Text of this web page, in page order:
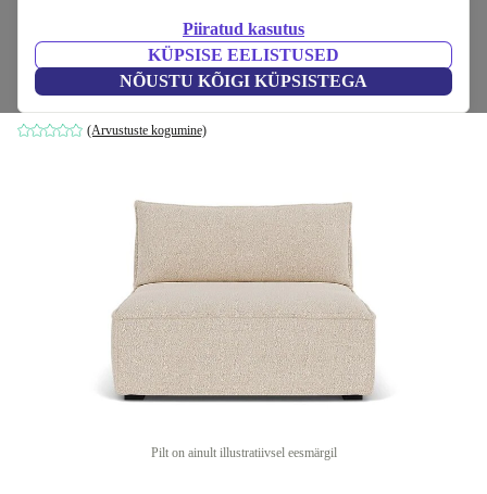
Piiratud kasutus
KÜPSISE EELISTUSED
NÕUSTU KÕIGI KÜPSISTEGA
Daphne üheistmeline Modul Pasha Dune
pruun
(Arvustuste kogumine)
Pilt on ainult illustratiivsel eesmärgil